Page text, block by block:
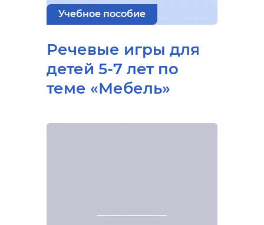
Учебное пособие
Речевые игры для
детей 5-7 лет по
теме «Мебель»